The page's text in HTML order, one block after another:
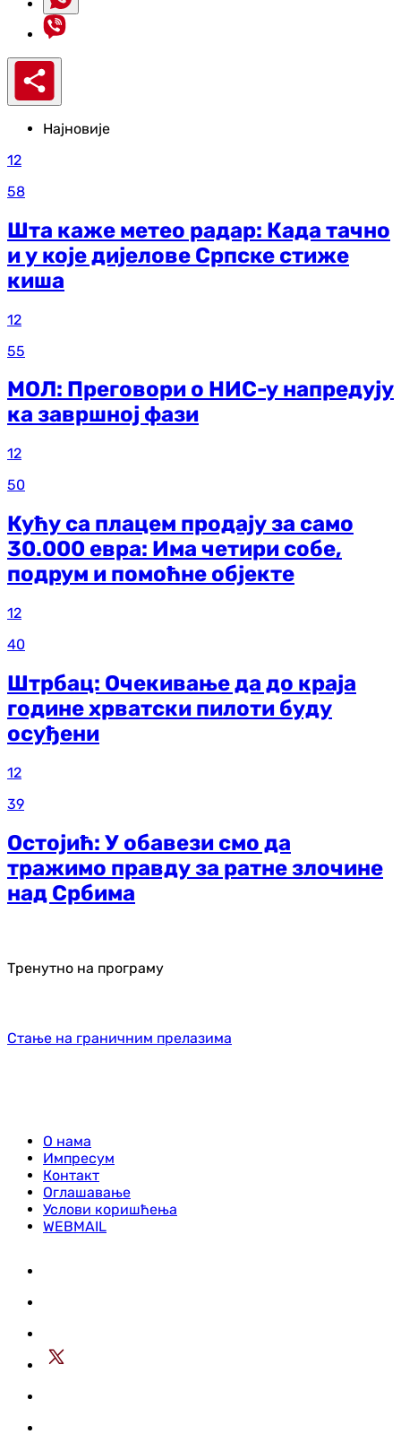
Најновије
12
58
Шта каже метео радар: Када тачно
и у које дијелове Српске стиже
киша
12
55
МОЛ: Преговори о НИС-у напредују
ка завршној фази
12
50
Кућу са плацем продају за само
30.000 евра: Има четири собе,
подрум и помоћне објекте
12
40
Штрбац: Очекивање да до краја
године хрватски пилоти буду
осуђени
12
39
Остојић: У обавези смо да
тражимо правду за ратне злочине
над Србима
Тренутно на програму
Стање на граничним прелазима
О нама
Импресум
Контакт
Оглашавање
Услови коришћења
WEBMAIL